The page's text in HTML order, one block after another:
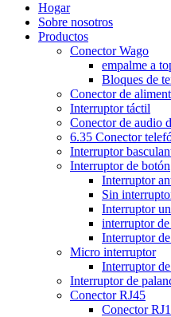
Hogar
Sobre nosotros
Productos
Conector Wago
empalme a
Bloques de
Conector de
Interruptor táctil
Conector de audio
6.35 Conector
Interruptor
Interruptor de botón
Interruptor
Sin
Interruptor
interruptor
Interruptor
Micro interruptor
Interruptor
Interruptor de
Conector RJ45
Conector